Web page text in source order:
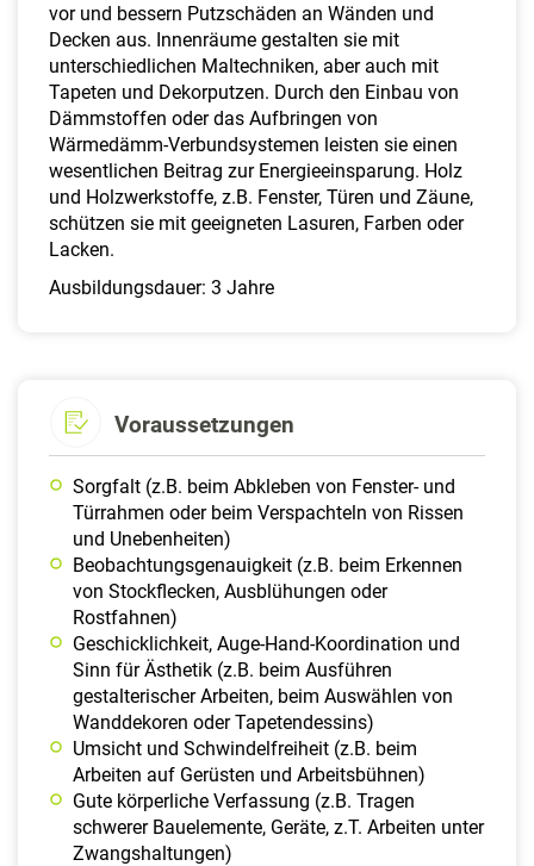
vor und bessern Putzschäden an Wänden und
Decken aus. Innenräume gestalten sie mit
unterschiedlichen Maltechniken, aber auch mit
Tapeten und Dekorputzen. Durch den Einbau von
Dämmstoffen oder das Aufbringen von
Wärmedämm-Verbundsystemen leisten sie einen
wesentlichen Beitrag zur Energieeinsparung. Holz
und Holzwerkstoffe, z.B. Fenster, Türen und Zäune,
schützen sie mit geeigneten Lasuren, Farben oder
Lacken.
Ausbildungsdauer: 3 Jahre
Voraussetzungen
Sorgfalt (z.B. beim Abkleben von Fenster- und
Türrahmen oder beim Verspachteln von Rissen
und Unebenheiten)
Beobachtungsgenauigkeit (z.B. beim Erkennen
von Stockflecken, Ausblühungen oder
Rostfahnen)
Geschicklichkeit, Auge-Hand-Koordination und
Sinn für Ästhetik (z.B. beim Ausführen
gestalterischer Arbeiten, beim Auswählen von
Wanddekoren oder Tapetendessins)
Umsicht und Schwindelfreiheit (z.B. beim
Arbeiten auf Gerüsten und Arbeitsbühnen)
Gute körperliche Verfassung (z.B. Tragen
schwerer Bauelemente, Geräte, z.T. Arbeiten unter
Zwangshaltungen)